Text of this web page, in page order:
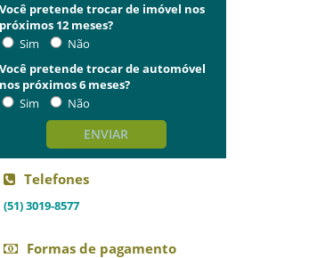
Você pretende trocar de imóvel nos
próximos 12 meses?
Sim
Não
Você pretende trocar de automóvel
nos próximos 6 meses?
Sim
Não
ENVIAR
Telefones
(51) 3019-8577
Formas de pagamento